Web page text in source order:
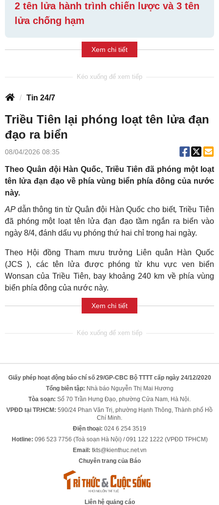
2 tên lửa hành trình chiến lược và 3 tên
lửa chống hạm
Xem chi tiết
Tin 24/7
Triều Tiên lại phóng loạt tên lửa đạn
đạo ra biển
08/04/2026 08:35
Theo Quân đội Hàn Quốc, Triều Tiên đã phóng một loạt
tên lửa đạn đạo về phía vùng biển phía đông của nước
này.
AP dẫn thông tin từ Quân đội Hàn Quốc cho biết, Triều Tiên
đã phóng một loạt tên lửa đạn đạo tầm ngắn ra biển vào
ngày 8/4, đánh dấu vụ phóng thứ hai chỉ trong hai ngày.
Theo Hội đồng Tham mưu trưởng Liên quân Hàn Quốc
(JCS ), các tên lửa được phóng từ khu vực ven biển
Wonsan của Triều Tiên, bay khoảng 240 km về phía vùng
biển phía đông của nước này.
Xem chi tiết
Giấy phép hoạt động báo chí số 29/GP-CBC Bộ TTTT cấp ngày 24/12/2020
Tổng biên tập: Nhà báo Nguyễn Thị Mai Hương
Tòa soạn: Số 70 Trần Hưng Đạo, phường Cửa Nam, Hà Nội.
VPĐD tại TP.HCM: 590/24 Phan Văn Trị, phường Hạnh Thông, Thành phố Hồ
Chí Minh.
Điện thoại: 024 6 254 3519
Hotline: 096 523 7756 (Toà soạn Hà Nội) / 091 122 1222 (VPĐD TPHCM)
Email: tkts@kienthuc.net.vn
Chuyên trang của Báo
Liên hệ quảng cáo